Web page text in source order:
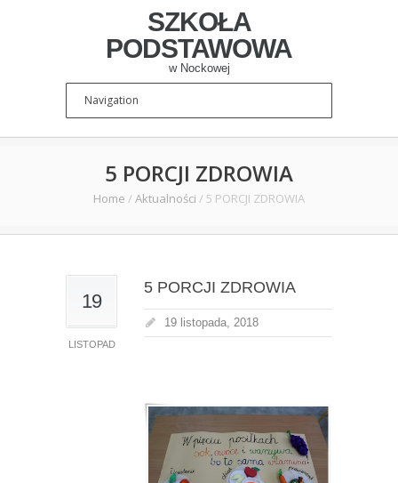
SZKOŁA
PODSTAWOWA
w Nockowej
5 PORCJI ZDROWIA
Home / Aktualności / 5 PORCJI ZDROWIA
19
LISTOPAD
5 PORCJI ZDROWIA
19 listopada, 2018